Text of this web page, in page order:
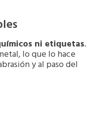
ni etiquetas.
lo que lo hace
y al paso del